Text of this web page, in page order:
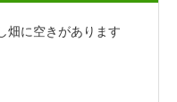
畑に空きがあります